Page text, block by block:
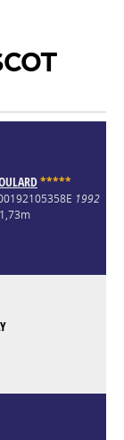
*****
1992